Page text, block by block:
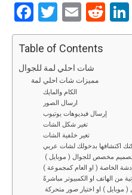
F
a
ce
b
o
o
T
wi
tt
er
E
m
ail
R
e
Table of Contents
شات احلي لمة للجوال
مميزات شات احلي لمة
الكام والمايك
ارسال الصور
إرسال فيديوهات يوتيوب
تغير شكل الشات
تغير خلفية الشات
اكتشافها بدخولك لشات عربي
من الهاتف او الكمبيوتر مباشرةً